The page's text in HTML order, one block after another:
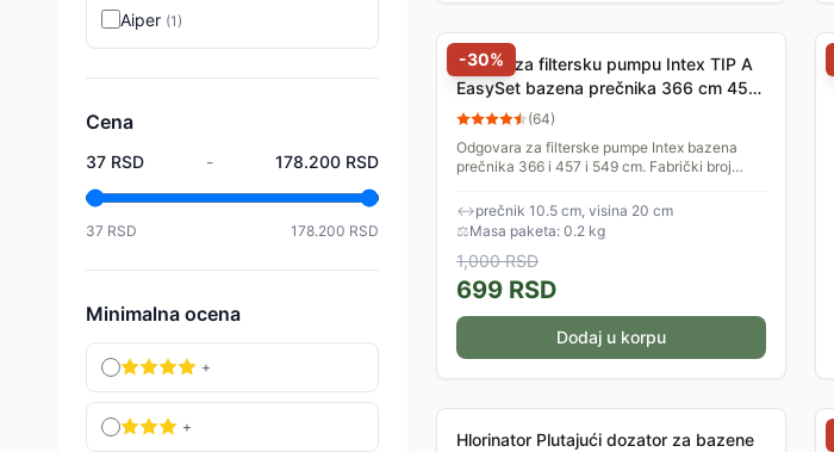
Aiper (1)
Cena
37 RSD - 178.200 RSD
37 RSD 178.200 RSD
Minimalna ocena
+
+
-30%
Uložak za filtersku pumpu Intex TIP A
EasySet bazena prečnika 366 cm 457
cm 549 cm 29002 dvopak
(64)
Odgovara za filterske pumpe Intex bazena
prečnika 366 i 457 i 549 cm. Fabrički broj
filtera.
↔prečnik 10.5 cm, visina 20 cm
⚖Masa paketa: 0.2 kg
1,000RSD
699 RSD
Dodaj u korpu
Hlorinator Plutajući dozator za bazene